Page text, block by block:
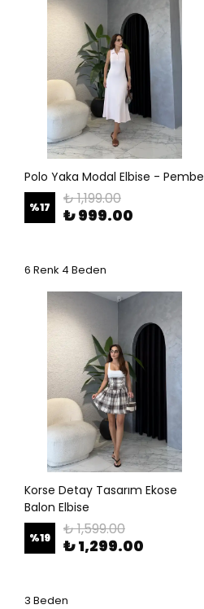
Polo Yaka Modal Elbise - Pembe
%17 ₺ 1,199.00
₺ 999.00
6 Renk 4 Beden
Korse Detay Tasarım Ekose
Balon Elbise
%19 ₺ 1,599.00
₺ 1,299.00
3 Beden